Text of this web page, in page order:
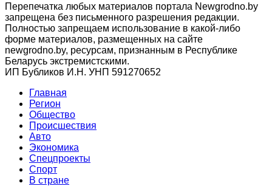
Перепечатка любых материалов портала Newgrodno.by
запрещена без письменного разрешения редакции.
Полностью запрещаем использование в какой-либо
форме материалов, размещенных на сайте
newgrodno.by, ресурсам, признанным в Республике
Беларусь экстремистскими.
ИП Бубликов И.Н. УНП 591270652
Главная
Регион
Общество
Происшествия
Авто
Экономика
Спецпроекты
Cпорт
В стране